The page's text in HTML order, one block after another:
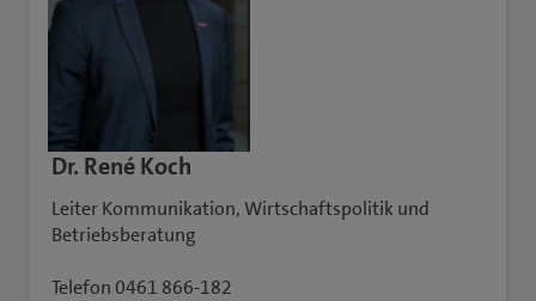
Dr. René Koch
Leiter Kommunikation, Wirtschaftspolitik und
Betriebsberatung
Telefon 0461 866-182